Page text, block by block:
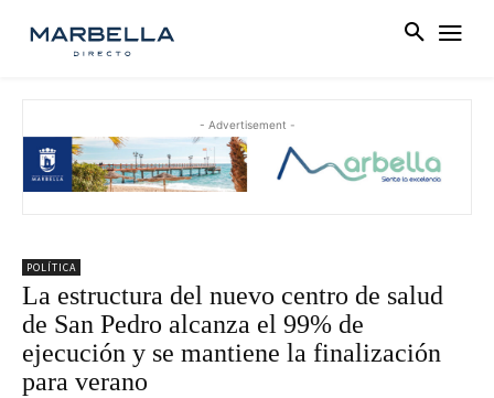
- Advertisement -
POLÍTICA
La estructura del nuevo centro de salud
de San Pedro alcanza el 99% de
ejecución y se mantiene la finalización
para verano